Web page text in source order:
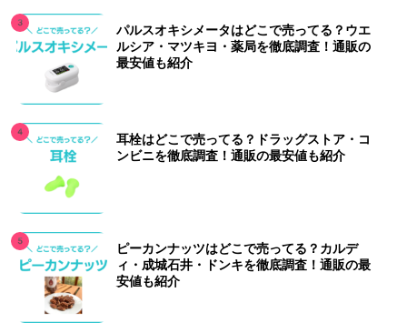
パルスオキシメータはどこで売ってる？ウエ
ルシア・マツキヨ・薬局を徹底調査！通販の
最安値も紹介
耳栓はどこで売ってる？ドラッグストア・コ
ンビニを徹底調査！通販の最安値も紹介
ピーカンナッツはどこで売ってる？カルデ
ィ・成城石井・ドンキを徹底調査！通販の最
安値も紹介